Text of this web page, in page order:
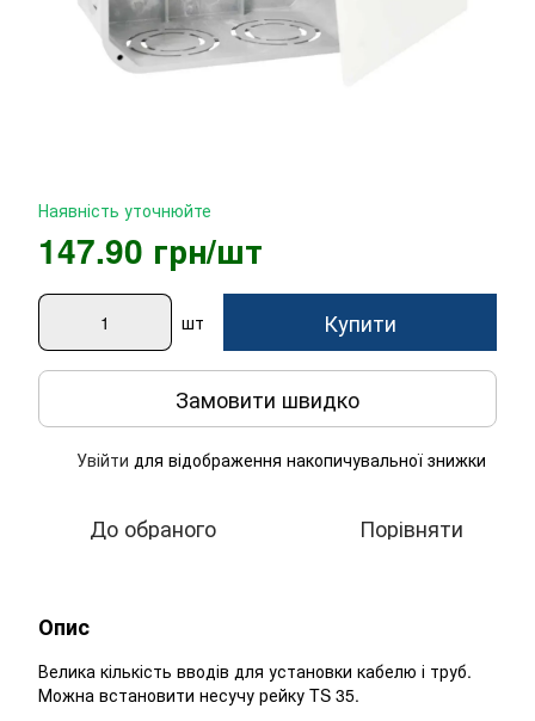
Наявність уточнюйте
147.90 грн/шт
шт Купити
Замовити швидко
Увійти для відображення накопичувальної знижки
До обраного Порівняти
Опис
Велика кількість вводів для установки кабелю і труб.
Можна встановити несучу рейку TS 35.